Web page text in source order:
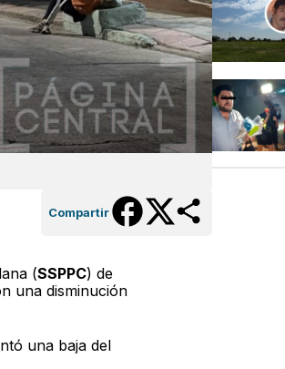
Compartir
(SSPPC) de
una disminución
una baja del